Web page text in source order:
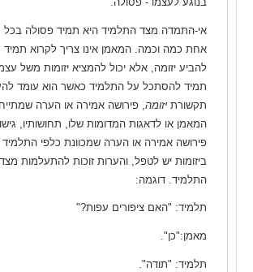
אי-התמדה מצד התלמיד היא תמיד פסולה
אחת כמה וכמה. המאמן אינו צריך לקרוא תמיד
להביע יזומה, אלא יכול להמציא יזומות משל
תמיד להסתכל על התלמיד כאשר הוא עומד
תקשורת יזומה , פירושה אמירה או הערה
המאמן או לדאגות המדומות שלו, תחושותיו,
פירושה אמירה או הערה שמכוונת כלפי
ביזומות יש לטפל, והערות זוכות להתעלמות מצד
התלמיד. דוגמה:
תלמיד: "האם ציפורים עפות?"
מאמן:"כן".
תלמיד: "תודה".